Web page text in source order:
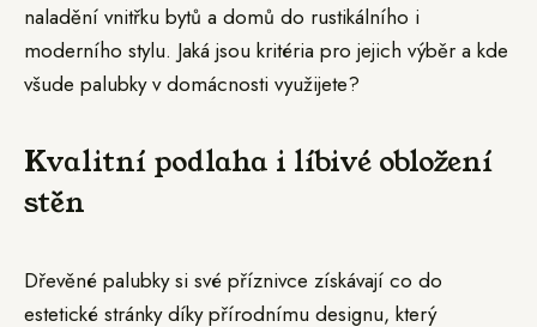
naladění vnitřku bytů a domů do rustikálního i
moderního stylu. Jaká jsou kritéria pro jejich výběr a kde
všude palubky v domácnosti využijete?
Kvalitní podlaha i líbivé obložení
stěn
Dřevěné palubky si své příznivce získávají co do
estetické stránky díky přírodnímu designu, který